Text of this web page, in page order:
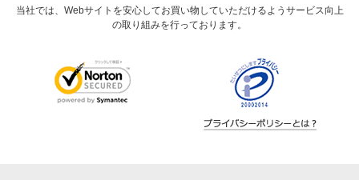
当社では、Webサイトを安心してお買い物していただけるようサービス向上
の取り組みを行っております。